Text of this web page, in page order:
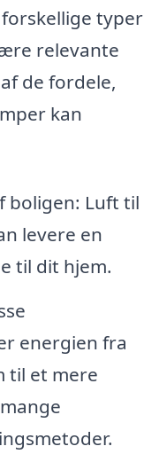
typer
relevante
de fordele,
kan
boligen: Luft til
levere en
til dit hjem.
energien fra
til et mere